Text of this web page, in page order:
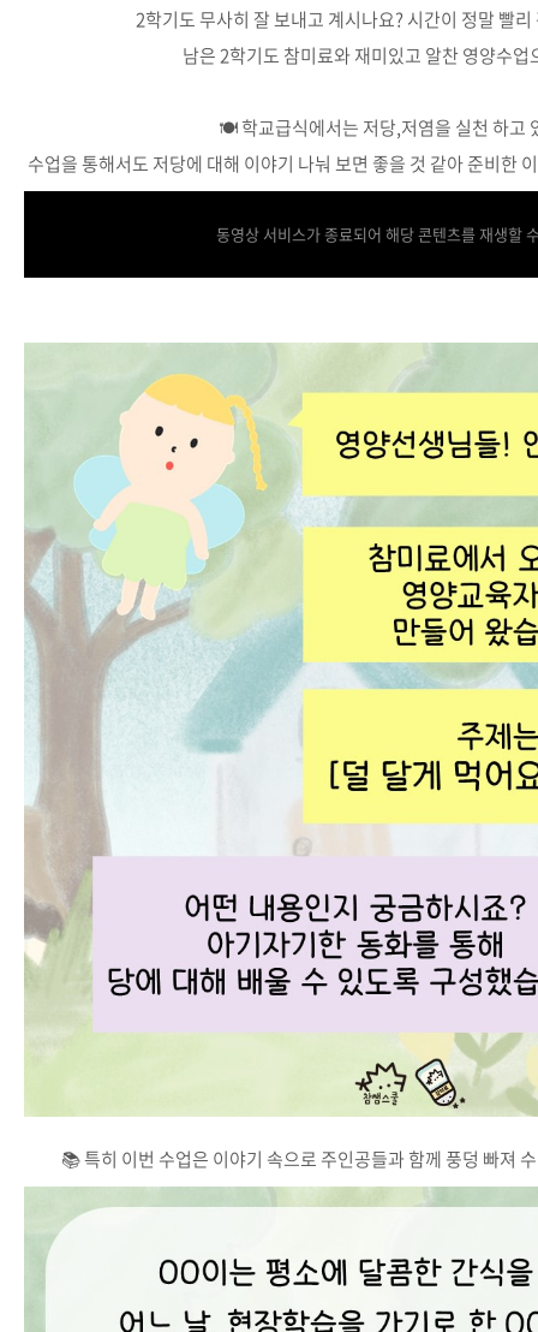
2학기도 무사히 잘 보내고 계시나요? 시간이 정말 빨
남은 2학기도 참미료와 재미있고 알찬 영양수업
🍽 학교급식에서는 저당,저염을 실천 하고
수업을 통해서도 저당에 대해 이야기 나눠 보면 좋을 것 같아 준비한
동영상 서비스가 종료되어 해당 콘텐츠를 재생할
📚 특히 이번 수업은 이야기 속으로 주인공들과 함께 풍덩 빠져